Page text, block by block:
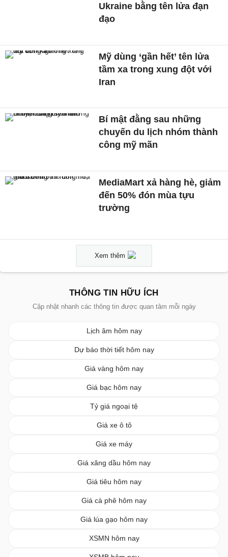
Ukraine bằng tên lửa đạn
đạo
Mỹ dùng ‘gần hết’ tên lửa
tầm xa trong xung đột với
Iran
Bí mật đằng sau những
chuyến du lịch nhóm thành
công mỹ mãn
MediaMart xả hàng hè, giảm
đến 50% đón mùa tựu
trường
Xem thêm
THÔNG TIN HỮU ÍCH
Cập nhật nhanh các thông tin được quan tâm mỗi ngày
Lịch âm hôm nay
Dự báo thời tiết hôm nay
Giá vàng hôm nay
Giá bạc hôm nay
Tỷ giá ngoại tệ
Giá xe ô tô
Giá xe máy
Giá xăng dầu hôm nay
Giá tiêu hôm nay
Giá cà phê hôm nay
Giá lúa gạo hôm nay
XSMN hôm nay